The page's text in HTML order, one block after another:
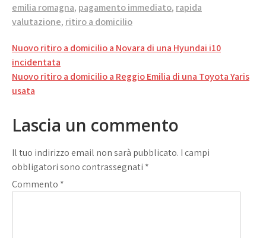
emilia romagna, pagamento immediato, rapida
valutazione, ritiro a domicilio
Navigazione
articoli
Nuovo ritiro a domicilio a Novara di una Hyundai i10
incidentata
Nuovo ritiro a domicilio a Reggio Emilia di una Toyota Yaris
usata
Lascia un commento
Il tuo indirizzo email non sarà pubblicato. I campi
obbligatori sono contrassegnati *
Commento *